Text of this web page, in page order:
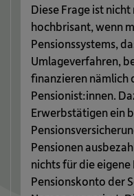
Diese Frage ist
hochbrisant, wenn
Pensionssystems,
Umlageverfahren,
finanzieren nämlich
Pensionist:innen.
Erwerbstätigen ein
Pensionen
nichts für die
Pensionskonto der